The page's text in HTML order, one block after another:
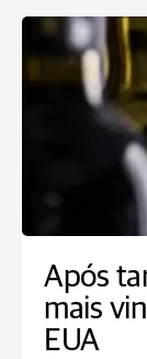
Após
mais
EUA